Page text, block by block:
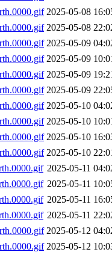
2025-05-08
2025-05-08
2025-05-09
2025-05-09
2025-05-09
2025-05-09
2025-05-10
2025-05-10
2025-05-10
2025-05-10
2025-05-11
2025-05-11
2025-05-11
2025-05-11
2025-05-12
2025-05-12